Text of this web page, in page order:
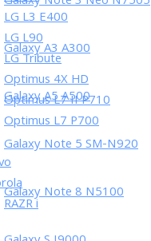
Galaxy A3 A300
Galaxy A5 A500
Galaxy Note 5 SM-N920
Galaxy Note 8 N5100
LG L3 E400
LG L90
LG Tribute
Optimus 4X HD
Optimus L7 II P710
Optimus L7 P700
RAZR i